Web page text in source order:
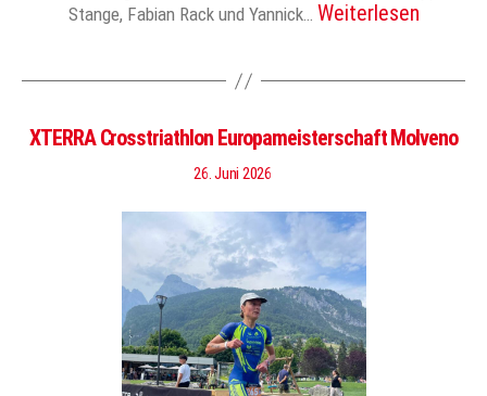
Stange, Fabian Rack und Yannick… Weiterlesen
XTERRA Crosstriathlon Europameisterschaft Molveno
26. Juni 2026